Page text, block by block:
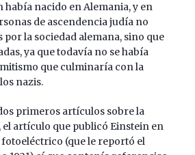
había nacido en Alemania, y en
de ascendencia judía no
la sociedad alemana, sino que
ya que todavía no se había
que culminaría con la
nazis.
primeros artículos sobre la
el artículo que publicó Einstein en
fotoeléctrico (que le reportó el